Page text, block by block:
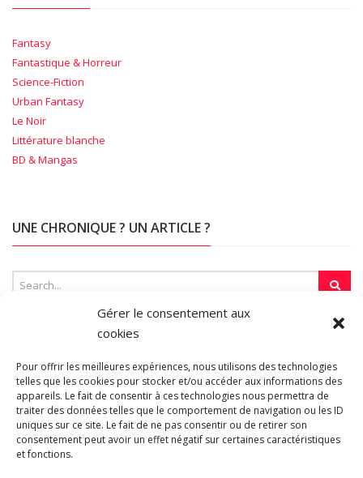
Gérer le consentement aux
cookies
Pour offrir les meilleures expériences, nous utilisons des technologies
telles que les cookies pour stocker et/ou accéder aux informations des
appareils. Le fait de consentir à ces technologies nous permettra de
traiter des données telles que le comportement de navigation ou les ID
uniques sur ce site. Le fait de ne pas consentir ou de retirer son
consentement peut avoir un effet négatif sur certaines caractéristiques
et fonctions.
Fantasy
Fantastique & Horreur
Science-Fiction
Urban Fantasy
Le Noir
Littérature blanche
BD & Mangas
UNE CHRONIQUE ? UN ARTICLE ?
SUR LA TOILE…
Blogroll